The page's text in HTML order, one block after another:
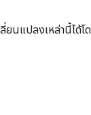
ยนแปลงเหล่านี้ได้โ